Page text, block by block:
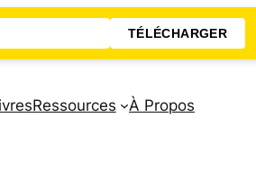
TÉLÉCHARGER
Ressources À Propos